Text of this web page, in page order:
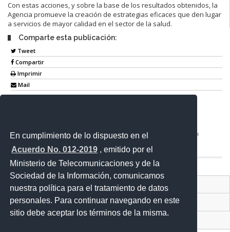
En cumplimiento de lo dispuesto en el
Acuerdo No. 012-2019 , emitido por el
Ministerio de Telecomunicaciones y de la
Sociedad de la Información, comunicamos
nuestra política para el tratamiento de datos
personales. Para continuar navegando en este
sitio debe aceptar los términos de la misma.
Con estas acciones, y sobre la base de los resultados obtenidos, la
Agencia promueve la creación de estrategias eficaces que den lugar
a servicios de mayor calidad en el sector de la salud.
Comparte esta publicación:
Tweet
Compartir
Imprimir
Mail
Contacto Ciudadano Digital
Portal Trámites Ciudadanos
Sistema Nacional de Información (SNI)